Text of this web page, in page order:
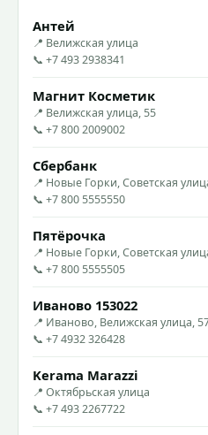
Антей
📍 Велижская улица
📞 +7 493 2938341
Магнит Косметик
📍 Велижская улица, 55
📞 +7 800 2009002
Сбербанк
📍 Новые Горки, Советская
📞 +7 800 5555550
Пятёрочка
📍 Новые Горки, Советская
📞 +7 800 5555505
Иваново 153022
📍 Иваново, Велижская улица,
📞 +7 4932 326428
Kerama Marazzi
📍 Октябрьская улица
📞 +7 493 2267722